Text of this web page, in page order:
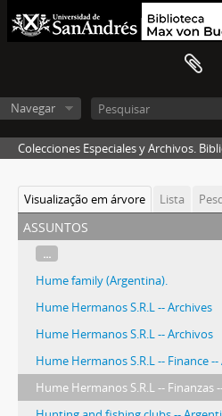
Navegar
Colecciones Especiales y Archivos.
Visualização em árvore Lista
assuntos
...
Hume family (Argentina).
Hume Hermanos S.R.L -- Archives
Hume Hermanos S.R.L -- Archivos
Hume Hermanos S.R.L -- Finance
Hume Hermanos S.R.L -- Finanzas